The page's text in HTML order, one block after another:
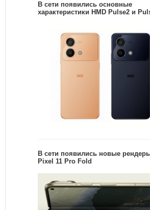
В сети появились основные
характеристики HMD Pulse2 и
В сети появились новые
Pixel 11 Pro Fold